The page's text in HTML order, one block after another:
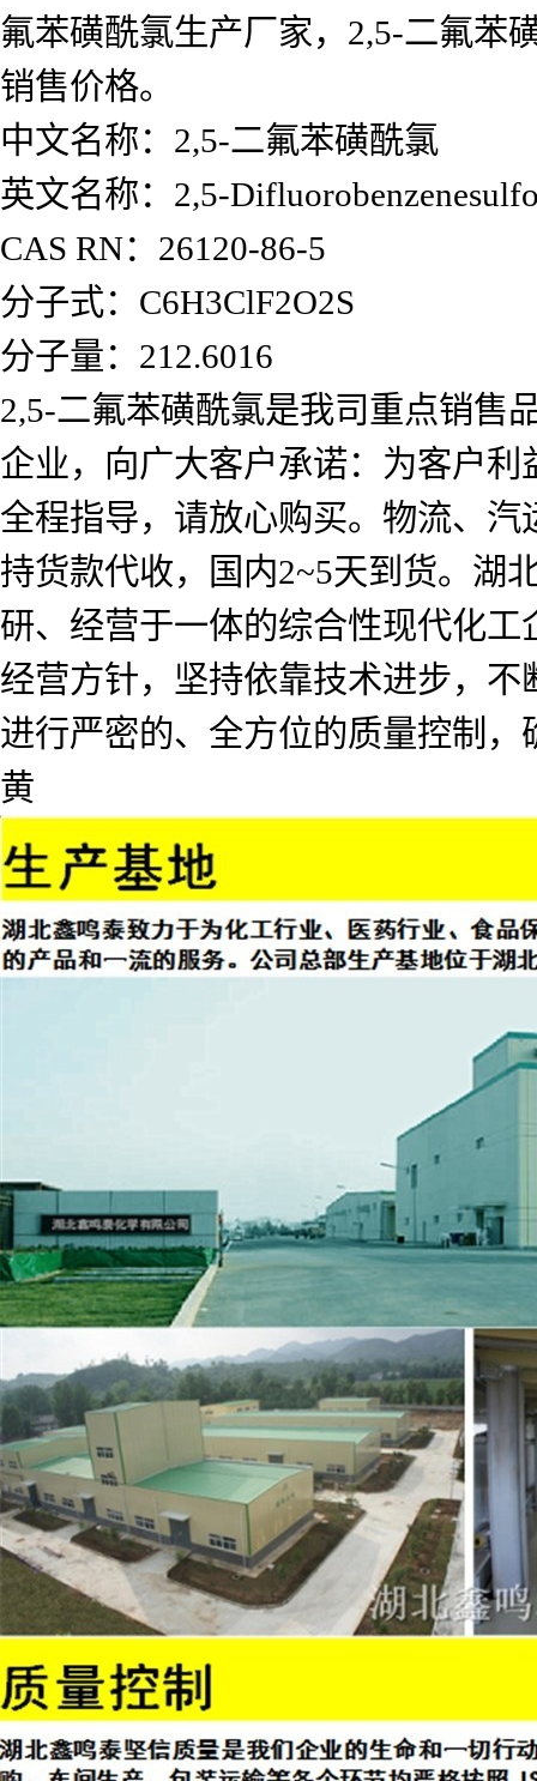
氟苯磺酰氯生产厂家，2,5-二氟苯
销售价格。
中文名称：2,5-二氟苯磺酰氯
英文名称：2,5-
CAS RN：26120-86-5
分子式：C6H3ClF2O2S
分子量：212.6016
2,5-二氟苯磺酰氯是我司重点销售
企业，向广大客户承诺：为客户
全程指导，请放心购买。物流、
持货款代收，国内2~5天到货。湖
研、经营于一体的综合性现代化
经营方针，坚持依靠技术进步，
进行严密的、全方位的质量控制
黄